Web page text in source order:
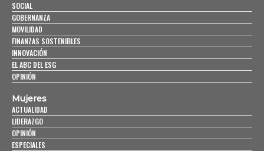
SOCIAL
GOBERNANZA
MOVILIDAD
FINANZAS SOSTENIBLES
INNOVACIÓN
EL ABC DEL ESG
OPINIÓN
Mujeres
ACTUALIDAD
LIDERAZGO
OPINIÓN
ESPECIALES